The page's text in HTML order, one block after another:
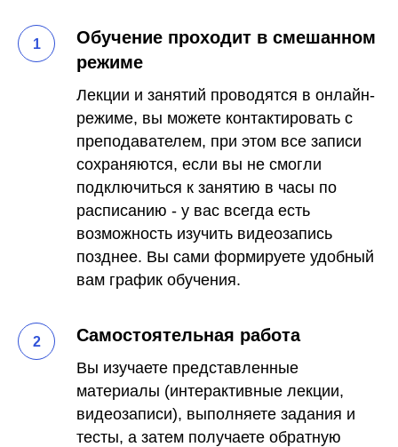
Обучение проходит в смешанном
режиме
Лекции и занятий проводятся в онлайн-
режиме, вы можете контактировать с
преподавателем, при этом все записи
сохраняются, если вы не смогли
подключиться к занятию в часы по
расписанию - у вас всегда есть
возможность изучить видеозапись
позднее. Вы сами формируете удобный
вам график обучения.
Самостоятельная работа
Вы изучаете представленные
материалы (интерактивные лекции,
видеозаписи), выполняете задания и
тесты, а затем получаете обратную